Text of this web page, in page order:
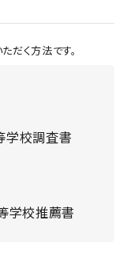
だく方法です。
学校調査書
学校推薦書